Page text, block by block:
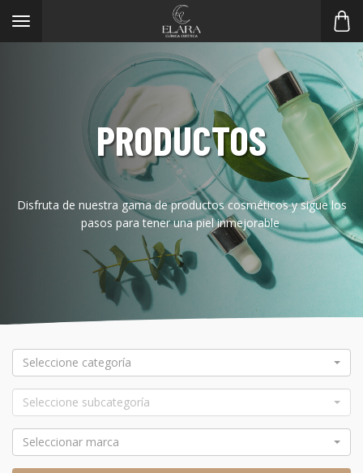
Toggle
navigation
PRODUCTOS
Disfruta de nuestra gama de productos cosméticos y sigue los
pasos para tener una piel inmejorable
Seleccione categoría
Seleccione subcategoría
Seleccionar marca